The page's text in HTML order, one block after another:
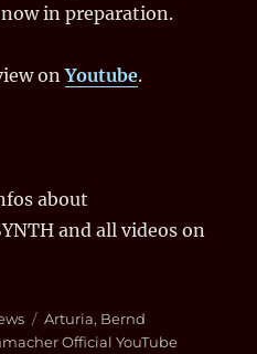
in preparation.
onYoutube.
about
and all videos on
Schlagwörter
Arturia, Bernd
Official YouTube